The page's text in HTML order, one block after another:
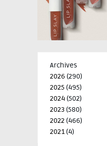
Archives
2026 (290)
2025 (495)
2024 (502)
2023 (580)
2022 (466)
2021(4)